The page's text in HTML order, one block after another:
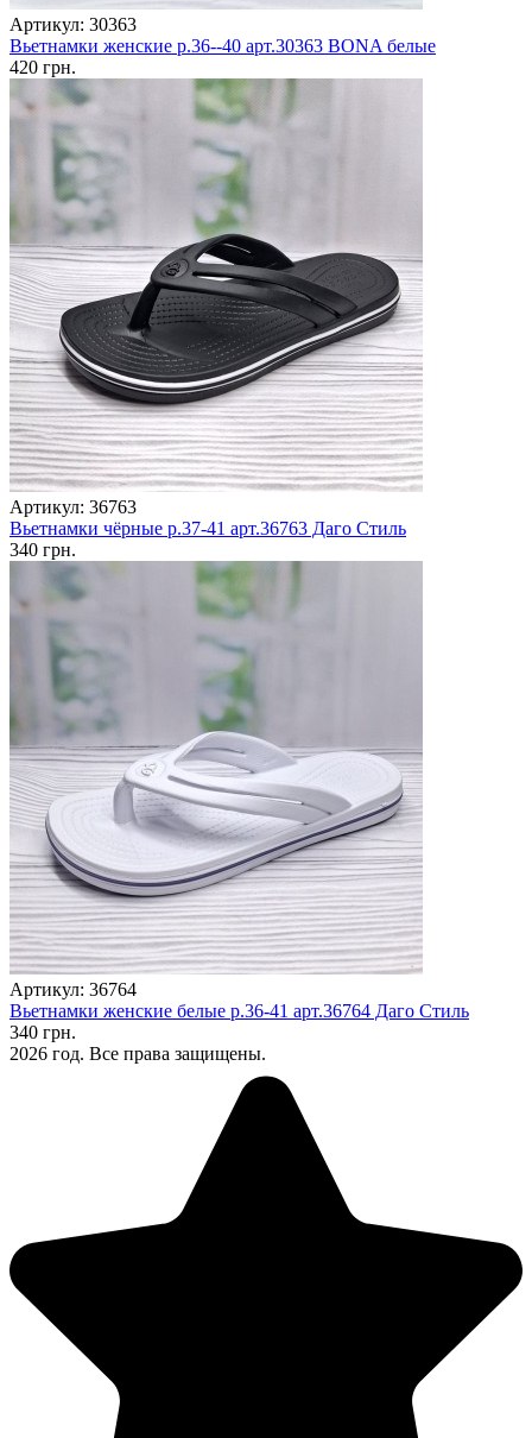
Артикул: 30363
Вьетнамки женские р.36--40 арт.30363 BONA белые
420 грн.
Артикул: 36763
Вьетнамки чёрные р.37-41 арт.36763 Даго Стиль
340 грн.
Артикул: 36764
Вьетнамки женские белые р.36-41 арт.36764 Даго Стиль
340 грн.
2026 год. Все права защищены.